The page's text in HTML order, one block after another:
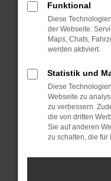
Überprüfe
Laden andere
Suchmaschine?
Manche
können das
verhindern.
anderen
Fenster?
Das kann
Probleme zu
Funktional
Diese
der Webseite.
Maps, Chats,
werden aktiviert.
Statistik und
Diese
Webseite zu
zu verbessern.
die von dritten
Sie auf anderen
zu schalten, die für